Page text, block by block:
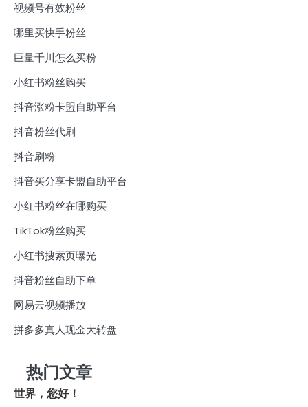
视频号有效粉丝
哪里买快手粉丝
巨量千川怎么买粉
小红书粉丝购买
抖音涨粉卡盟自助平台
抖音粉丝代刷
抖音刷粉
抖音买分享卡盟自助平台
小红书粉丝在哪购买
TikTok粉丝购买
小红书搜索页曝光
抖音粉丝自助下单
网易云视频播放
拼多多真人现金大转盘
热门文章
世界，您好！